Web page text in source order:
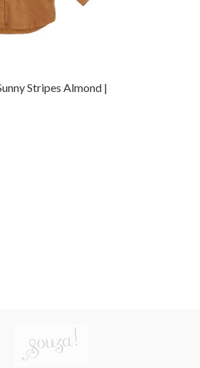
Stripes Almond |